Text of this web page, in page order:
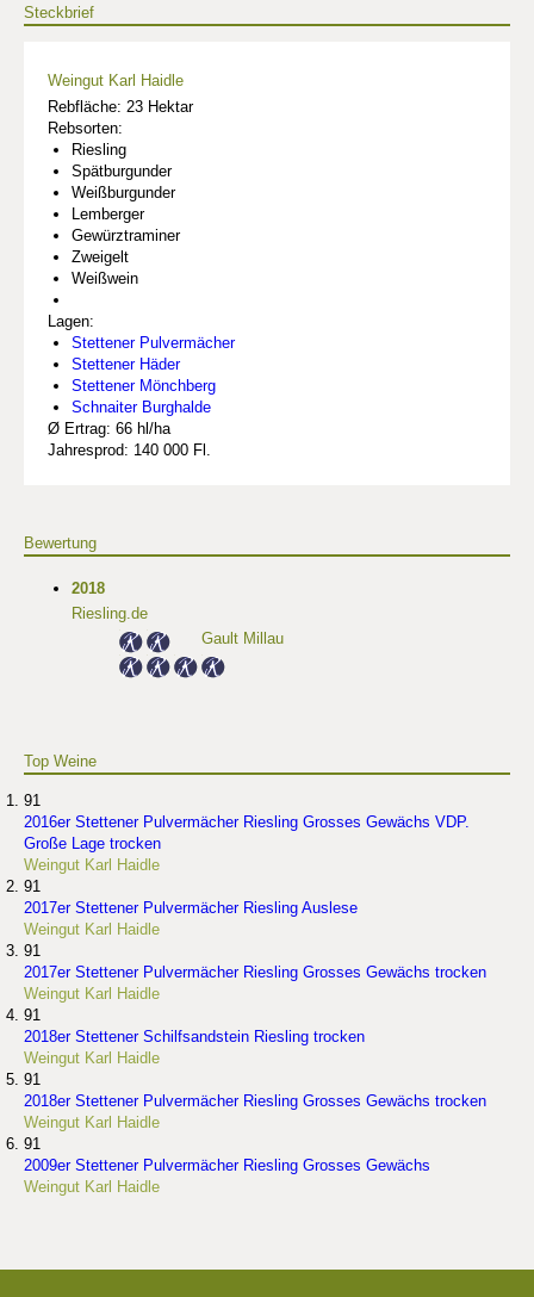
Steckbrief
Weingut Karl Haidle
Rebfläche: 23 Hektar
Rebsorten:
Riesling
Spätburgunder
Weißburgunder
Lemberger
Gewürztraminer
Zweigelt
Weißwein
Lagen:
Stettener Pulvermächer
Stettener Häder
Stettener Mönchberg
Schnaiter Burghalde
Ø Ertrag: 66 hl/ha
Jahresprod: 140 000 Fl.
Bewertung
2018
Riesling.de
Gault Millau
Top Weine
91
2016er Stettener Pulvermächer Riesling Grosses Gewächs VDP.
Große Lage trocken
Weingut Karl Haidle
91
2017er Stettener Pulvermächer Riesling Auslese
Weingut Karl Haidle
91
2017er Stettener Pulvermächer Riesling Grosses Gewächs trocken
Weingut Karl Haidle
91
2018er Stettener Schilfsandstein Riesling trocken
Weingut Karl Haidle
91
2018er Stettener Pulvermächer Riesling Grosses Gewächs trocken
Weingut Karl Haidle
91
2009er Stettener Pulvermächer Riesling Grosses Gewächs
Weingut Karl Haidle